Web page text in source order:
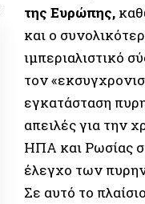
της Ευρώπης,
και ο
ιμπεριαλιστικό
τον
εγκατάσταση
απειλές για την
ΗΠΑ και Ρωσίας
έλεγχο των
Σε αυτό το